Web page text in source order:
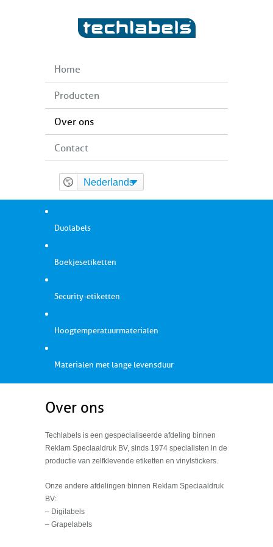
Home
Producten
Over ons
Contact
Nederlands
Duolabels
Boekjesetiketten
Security-etiketten
Hoogtemperatuurmaterialen
Materialen met lange levensduur
Over ons
Techlabels is een gespecialiseerde afdeling binnen
Reklam Speciaaldruk BV, sinds 1974 specialisten in de
productie van zelfklevende etiketten en vinylstickers.
Onze andere afdelingen binnen Reklam Speciaaldruk
BV:
– Digilabels
– Grapelabels